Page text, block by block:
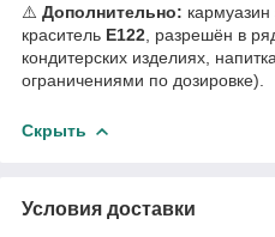
⚠️ Дополнительно:
краситель E122 , разрешён в
кондитерских изделиях,
ограничениями по дозировке).
Скрыть
Условия доставки